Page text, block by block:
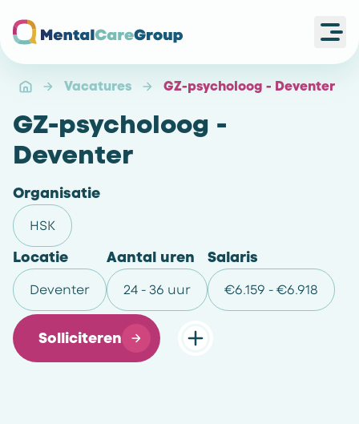
Vacatures GZ-psycholoog - Deventer
GZ-psycholoog -
Deventer
Organisatie
HSK
Locatie
Deventer
Aantal uren
24 - 36 uur
Salaris
€6.159 - €6.918
Solliciteren